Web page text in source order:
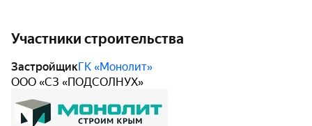
Участники строительства
ЗастройщикГК «Монолит»
ООО «СЗ «ПОДСОЛНУХ»